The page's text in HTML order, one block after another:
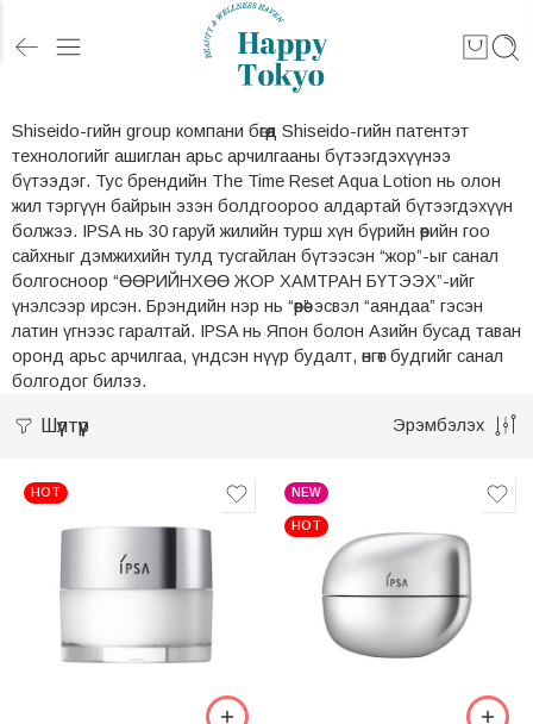
Shiseido-гийн group компани бөгөөд Shiseido-гийн патентэт
технологийг ашиглан арьс арчилгааны бүтээгдэхүүнээ
бүтээдэг. Тус брендийн The Time Reset Aqua Lotion нь олон
жил тэргүүн байрын эзэн болдгоороо алдартай бүтээгдэхүүн
болжээ. IPSA нь 30 гаруй жилийн турш хүн бүрийн өөрийн гоо
сайхныг дэмжихийн тулд тусгайлан бүтээсэн “жор”-ыг санал
болгосноор “ӨӨРИЙНХӨӨ ЖОР ХАМТРАН БҮТЭЭХ”-ийг
үнэлсээр ирсэн. Брэндийн нэр нь “өөрөө” эсвэл “аяндаа” гэсэн
латин үгнээс гаралтай. IPSA нь Япон болон Азийн бусад таван
оронд арьс арчилгаа, үндсэн нүүр будалт, өнгөт будгийг санал
болгодог билээ.
Шүүлтүүр Эрэмбэлэх
HOT NEW
HOT